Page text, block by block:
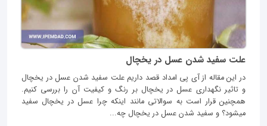
علت سفید شدن عسل در یخچال
در این مقاله از آی پی امداد قصد داریم علت سفید شدن عسل در یخچال
و تاثیر نگهداری عسل در یخچال بر رنگ و کیفیت آن را بررسی کنیم.
همچنین قرار است به سوالاتی مانند اینکه چرا عسل در یخچال سفید
میشود؟ و سفید شدن عسل در یخچال چه...